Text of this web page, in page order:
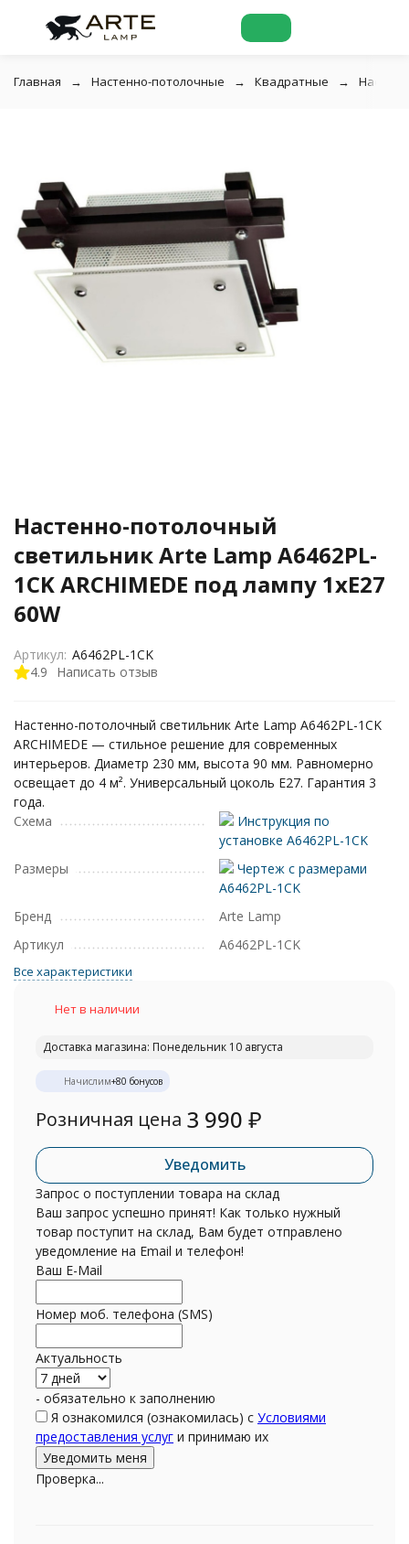
Главная Настенно-потолочные Квадратные
Настенно-потолочный
светильник Arte Lamp A6462PL-
1CK ARCHIMEDE под лампу 1xE27
60W
4.9 Написать отзыв
Артикул: A6462PL-1CK
Настенно-потолочный светильник Arte Lamp A6462PL-1CK
ARCHIMEDE — стильное решение для современных
интерьеров. Диаметр 230 мм, высота 90 мм. Равномерно
освещает до 4 м². Универсальный цоколь E27. Гарантия 3
года.
Схема
Инструкция по
установке A6462PL-1CK
Размеры
Чертеж с размерами
A6462PL-1CK
Бренд
Arte Lamp
Артикул
A6462PL-1CK
Все характеристики
Нет в наличии
Доставка магазина: Понедельник 10 августа
Начислим+80 бонусов
Розничная цена 3 990 ₽
Уведомить
Запрос о поступлении товара на склад
Ваш запрос успешно принят! Как только нужный
товар поступит на склад, Вам будет отправлено
уведомление на Email и телефон!
Ваш E-Mail
Номер моб. телефона (SMS)
Актуальность
- обязательно к заполнению
Я ознакомился (ознакомилась) с Условиями
предоставления услуг и принимаю их
Проверка...